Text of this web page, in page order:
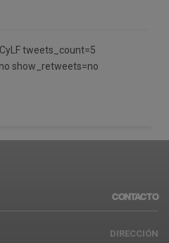
tweets_count=5
show_retweets=no
CONTACTO
DIRECCIÓN